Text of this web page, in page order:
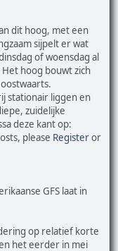
dit hoog, met een
sijpelt er wat
of woensdag al
hoog bouwt zich
stationair liggen en
zuidelijke
deze kant op:
please Registeror
GFS laat in
op relatief korte
het eerder in mei